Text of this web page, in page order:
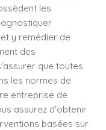
les
y remédier de
des
que toutes
les normes de
entreprise de
assurez d'obtenir
basées sur